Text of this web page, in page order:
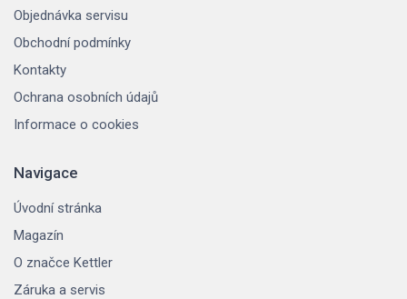
Objednávka servisu
Obchodní podmínky
Kontakty
Ochrana osobních údajů
Informace o cookies
Navigace
Úvodní stránka
Magazín
O značce Kettler
Záruka a servis